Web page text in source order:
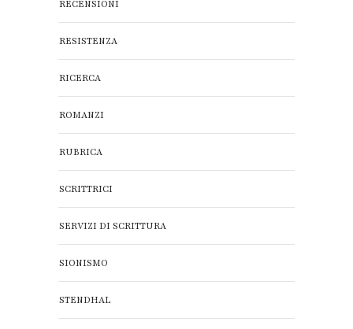
RECENSIONI
RESISTENZA
RICERCA
ROMANZI
RUBRICA
SCRITTRICI
SERVIZI DI SCRITTURA
SIONISMO
STENDHAL